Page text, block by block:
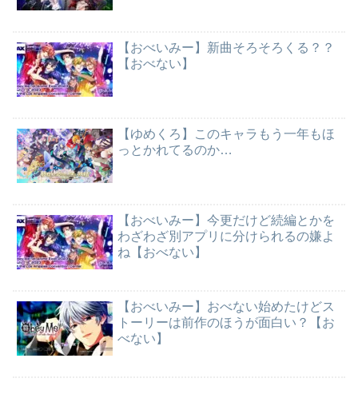
【おべいみー】新曲そろそろくる？？
【おべない】
【ゆめくろ】このキャラもう一年もほ
っとかれてるのか…
【おべいみー】今更だけど続編とかを
わざわざ別アプリに分けられるの嫌よ
ね【おべない】
【おべいみー】おべない始めたけどス
トーリーは前作のほうが面白い？【お
べない】